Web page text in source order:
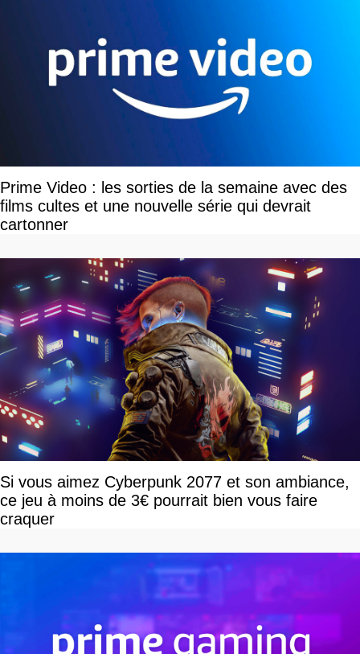
Prime Video : les sorties de la semaine avec des
films cultes et une nouvelle série qui devrait
cartonner
Si vous aimez Cyberpunk 2077 et son ambiance,
ce jeu à moins de 3€ pourrait bien vous faire
craquer